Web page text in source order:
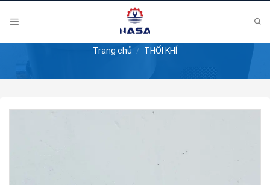
Trang chủ / THỔI KHÍ